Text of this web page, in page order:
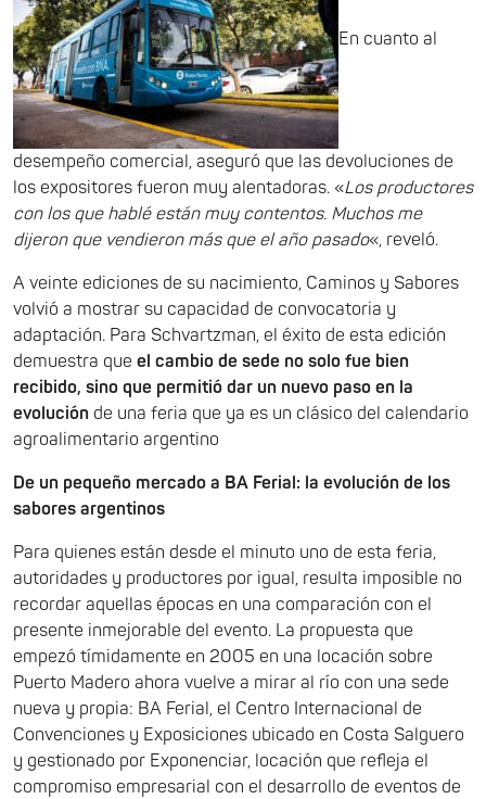
En cuanto al
desempeño comercial, aseguró que las devoluciones de
los expositores fueron muy alentadoras. «Los productores
con los que hablé están muy contentos. Muchos me
dijeron que vendieron más que el año pasado«, reveló.
A veinte ediciones de su nacimiento, Caminos y Sabores
volvió a mostrar su capacidad de convocatoria y
adaptación. Para Schvartzman, el éxito de esta edición
demuestra que el cambio de sede no solo fue bien
recibido, sino que permitió dar un nuevo paso en la
evolución de una feria que ya es un clásico del calendario
agroalimentario argentino
De un pequeño mercado a BA Ferial: la evolución de los
sabores argentinos
Para quienes están desde el minuto uno de esta feria,
autoridades y productores por igual, resulta imposible no
recordar aquellas épocas en una comparación con el
presente inmejorable del evento. La propuesta que
empezó tímidamente en 2005 en una locación sobre
Puerto Madero ahora vuelve a mirar al río con una sede
nueva y propia: BA Ferial, el Centro Internacional de
Convenciones y Exposiciones ubicado en Costa Salguero
y gestionado por Exponenciar, locación que refleja el
compromiso empresarial con el desarrollo de eventos de